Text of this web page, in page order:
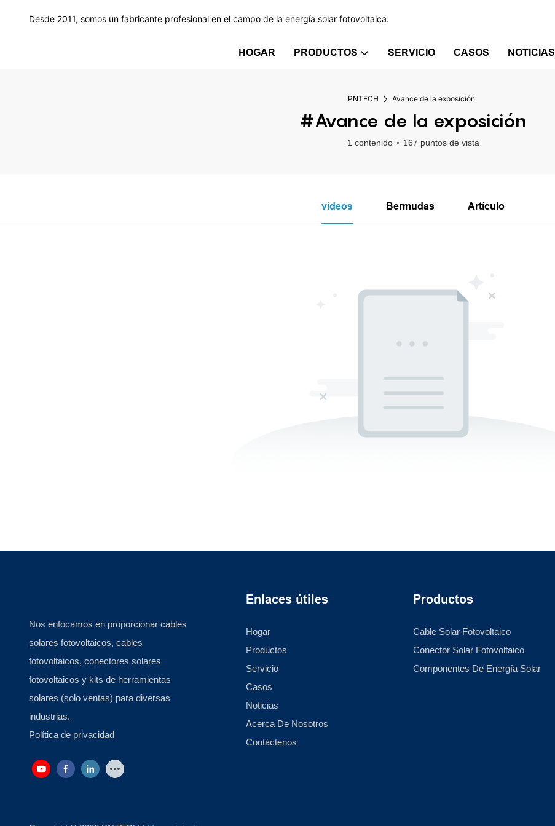
Desde 2011, somos un fabricante profesional en el campo de la energía solar fotovoltaica.
HOGAR PRODUCTOS SERVICIO CASOS NOTICIAS
PNTECH Avance de la exposición
#Avance de la exposición
1 contenido 167 puntos de vista
videos Bermudas Artículo
Nos enfocamos en proporcionar cables
solares fotovoltaicos, cables
fotovoltaicos, conectores solares
fotovoltaicos y kits de herramientas
solares (solo ventas) para diversas
industrias.
Política de privacidad
Enlaces útiles
Hogar
Productos
Servicio
Casos
Noticias
Acerca De Nosotros
Contáctenos
Productos
Cable Solar Fotovoltaico
Conector Solar Fotovoltaico
Componentes De Energía Solar